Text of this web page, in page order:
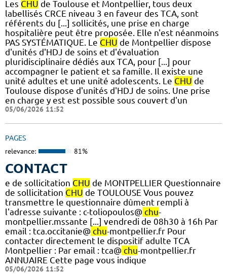
Les CHU de Toulouse et Montpellier, tous deux
labellisés CRCE niveau 3 en faveur des TCA, sont
référents du [...] sollicités, une prise en charge
hospitalière peut être proposée. Elle n'est néanmoins
PAS SYSTÉMATIQUE. Le CHU de Montpellier dispose
d'unités d'HDJ de soins et d'évaluation
pluridisciplinaire dédiés aux TCA, pour [...] pour
accompagner le patient et sa famille. Il existe une
unité adultes et une unité adolescents. Le CHU de
Toulouse dispose d'unités d'HDJ de soins. Une prise
en charge y est est possible sous couvert d'un
05/06/2026 11:52
PAGES
relevance: 81%
CONTACT
e de sollicitation CHU de MONTPELLIER Questionnaire
de sollicitation CHU de TOULOUSE Vous pouvez
transmettre le questionnaire dûment rempli à
l'adresse suivante : c-toliopoulos@ chu-
montpellier.mssante [...] vendredi de 08h30 à 16h Par
email : tca.occitanie@ chu-montpellier.fr Pour
contacter directement le dispositif adulte TCA
Montpellier : Par email : tca@ chu-montpellier.fr
ANNUAIRE Cette page vous indique
05/06/2026 11:52